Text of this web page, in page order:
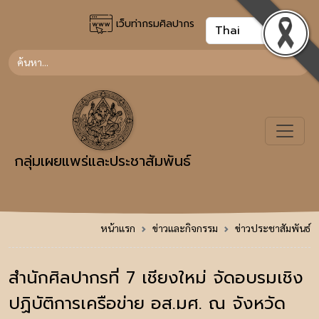
เว็บท่ากรมศิลปากร
กลุ่มเผยแพร่และประชาสัมพันธ์
หน้าแรก ข่าวและกิจกรรม ข่าวประชาสัมพันธ์
สำนักศิลปากรที่ 7 เชียงใหม่ จัดอบรมเชิง
ปฏิบัติการเครือข่าย อส.มศ. ณ จังหวัด